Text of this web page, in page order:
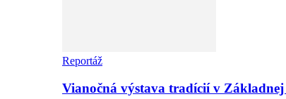
Reportáž
Vianočná výstava tradícií v